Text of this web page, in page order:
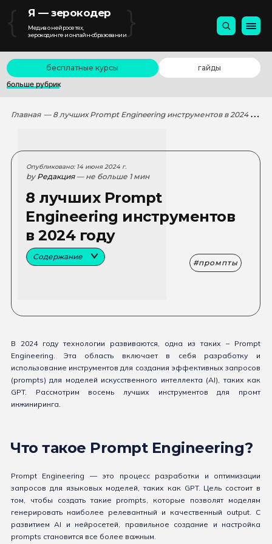
{ Я — зерокодер
Медиа о нейросетях,
зерокодинге и онлайн-образовании}
бесплатные курсы
гайды
больше рубрик
Главная — 8 лучших Prompt Engineering инструментов в 2024 году
Опубликовано: 14 июня 2024 г.
by Редакция — не больше 1 мин
8 лучших Prompt
Engineering инструментов
в 2024 году
Содержание
промпты
В 2024 году технологии развиваются, одна из таких – Prompt
Engineering. Эта область включает в себя разработку и
использование инструментов для создания эффективных запросов
(prompts) для моделей искусственного интеллекта (AI), таких как
GPT. Рассмотрим восемь лучших инструментов для промт
инжиниринга.
Что такое Prompt Engineering?
Prompt Engineering — это процесс разработки и оптимизации
запросов для языковых моделей, таких как GPT. Цель состоит в
том, чтобы создать такие prompts, которые позволят моделям
генерировать наиболее релевантный и качественный output. С
развитием AI и нейросетей, правильное создание и настройка
prompts становится все более важным.